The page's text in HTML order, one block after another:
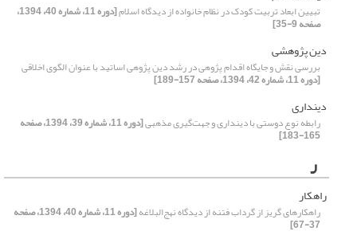
تبیین ابعاد تربیت کودک در نظام خانواده از دیدگاه اسلام [دوره 11، شماره 40، 1394،
صفحه 9-35]
دین پژوهشی
بررسی نقش و جایگاه اقدام پژوهی در رشد دین پژوهی اساتید با عنوان الگوی اخلاقی
[دوره 11، شماره 42، 1394، صفحه 157-189]
دینداری
رابطه نوع دوستی با دینداری و جهت‌گیری مذهبی [دوره 11، شماره 39، 1394، صفحه
165-183]
ر
راهکار
راهکار‌های گریز از گرداب فتنه از دیدگاه نهج‌البلاغه [دوره 11، شماره 40، 1394، صفحه
37-67]